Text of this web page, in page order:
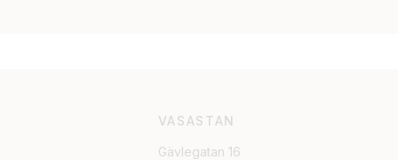
VASASTAN
Gävlegatan 16